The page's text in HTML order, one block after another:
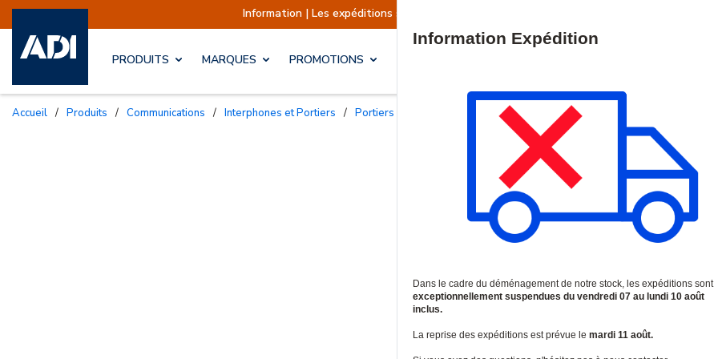
Information | Les expéditions sont actuellement suspendues Reprise prévue le
PRODUITS MARQUES PROMOTIONS
Accueil / Produits / Communications / Interphones et Portiers / Portiers d'interphonie